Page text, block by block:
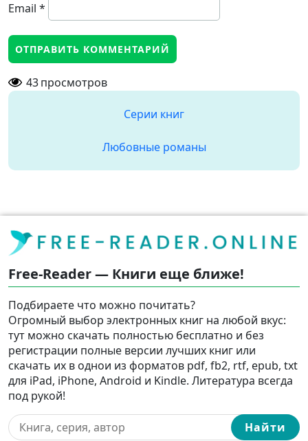
Email *
43просмотров
Серии книг
Любовные романы
Free-Reader — Книги еще ближе!
Подбираете что можно почитать?
Огромный выбор электронных книг на любой вкус:
тут можно скачать полностью бесплатно и без
регистрации полные версии лучших книг или
скачать их в однои из форматов pdf, fb2, rtf, epub, txt
для iPad, iPhone, Android и Kindle. Литература всегда
под рукой!
Найти